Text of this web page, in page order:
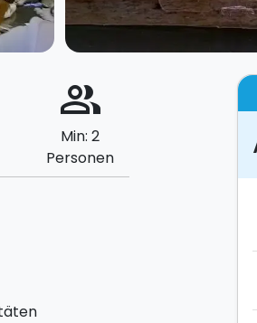
people_alt
Min: 2
Personen